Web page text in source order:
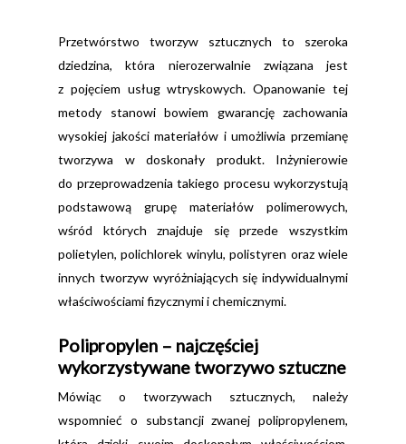
Przetwórstwo tworzyw sztucznych to szeroka
dziedzina, która nierozerwalnie związana jest
z pojęciem usług wtryskowych. Opanowanie tej
metody stanowi bowiem gwarancję zachowania
wysokiej jakości materiałów i umożliwia przemianę
tworzywa w doskonały produkt. Inżynierowie
do przeprowadzenia takiego procesu wykorzystują
podstawową grupę materiałów polimerowych,
wśród których znajduje się przede wszystkim
polietylen, polichlorek winylu, polistyren oraz wiele
innych tworzyw wyróżniających się indywidualnymi
właściwościami fizycznymi i chemicznymi.
Polipropylen – najczęściej
wykorzystywane tworzywo sztuczne
Mówiąc o tworzywach sztucznych, należy
wspomnieć o substancji zwanej polipropylenem,